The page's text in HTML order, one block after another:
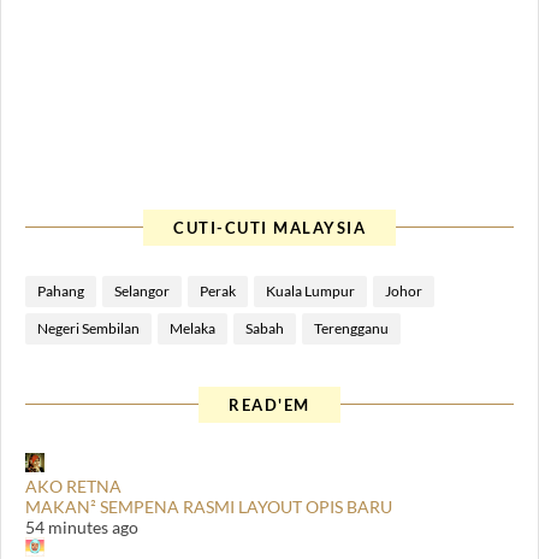
CUTI-CUTI MALAYSIA
Pahang Selangor Perak Kuala Lumpur Johor
Negeri Sembilan Melaka Sabah Terengganu
READ'EM
AKO RETNA
MAKAN² SEMPENA RASMI LAYOUT OPIS BARU
54 minutes ago